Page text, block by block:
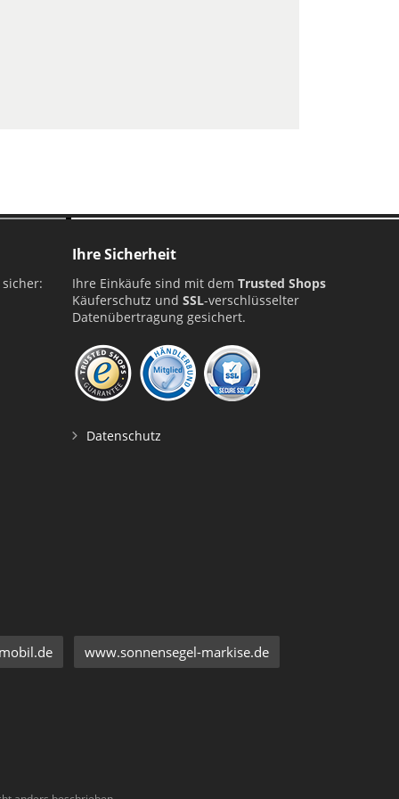
Ihre Sicherheit
Ihre Einkäufe sind mit dem Trusted Shops
Käuferschutz und SSL-verschlüsselter
Datenübertragung gesichert.
Datenschutz
www.sonnensegel-markise.de